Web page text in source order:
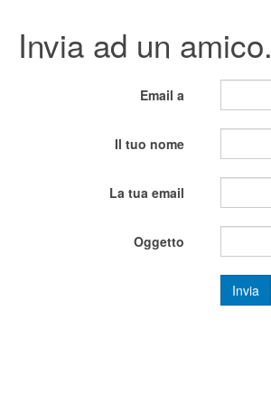
Invia ad un amico.
Email a
Il tuo nome
La tua email
Oggetto
Invia